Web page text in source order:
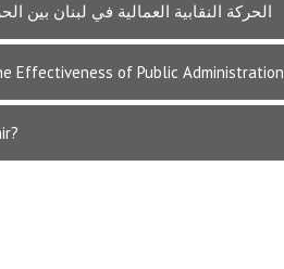
الحركة النقابية العمالية في لبنان بين
Effectiveness of Public Administration